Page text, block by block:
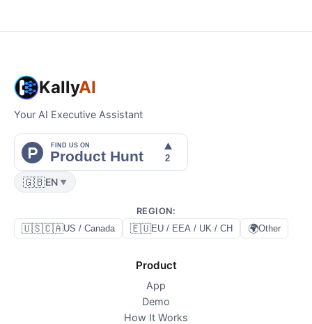
KallyAI
Your AI Executive Assistant
🇬🇧EN ▼
REGION:
🇺🇸🇨🇦US / Canada 🇪🇺EU / EEA / UK / CH 🌍Other
Product
App
Demo
How It Works